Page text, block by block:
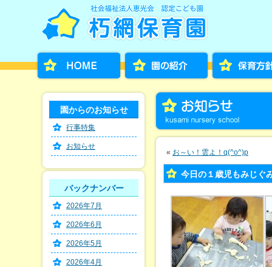
« お～い！雲よ！q(^o^)p
今日の１歳児もみじぐ
園からのお知らせ
行事特集
お知らせ
バックナンバー
2026年7月
2026年6月
2026年5月
2026年4月